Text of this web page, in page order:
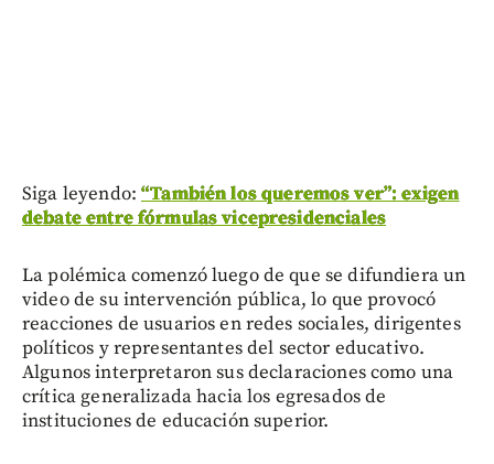
Siga leyendo:“También los queremos ver”: exigen
debate entre fórmulas vicepresidenciales
La polémica comenzó luego de que se difundiera un
video de su intervención pública, lo que provocó
reacciones de usuarios en redes sociales, dirigentes
políticos y representantes del sector educativo.
Algunos interpretaron sus declaraciones como una
crítica generalizada hacia los egresados de
instituciones de educación superior.